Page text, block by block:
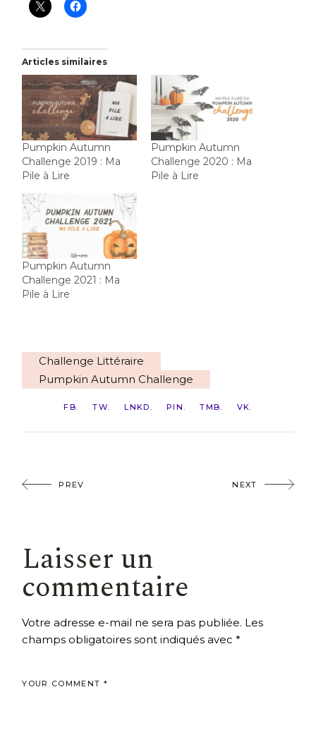
Articles similaires
Pumpkin Autumn
Challenge 2019 : Ma
Pile à Lire
Pumpkin Autumn
Challenge 2020 : Ma
Pile à Lire
Pumpkin Autumn
Challenge 2021 : Ma
Pile à Lire
Challenge Littéraire
Pumpkin Autumn Challenge
FB TW LNKD PIN TMB VK
PREV NEXT
Laisser un
commentaire
Votre adresse e-mail ne sera pas publiée. Les
champs obligatoires sont indiqués avec*